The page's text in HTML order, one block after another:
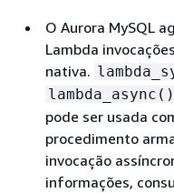
O Aurora MySQL
Lambda
nativa.
lambda_async()
pode ser usada
procedimento
invocação
informações,